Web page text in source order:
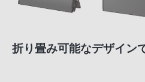
折り畳み可能なデザイン